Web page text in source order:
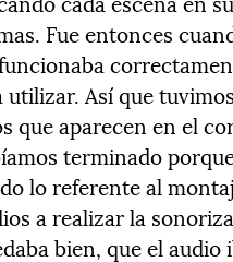
Fue entonces
utilizar. Así que
que aparecen en el
terminado
lo referente al
a realizar la
bien, que el